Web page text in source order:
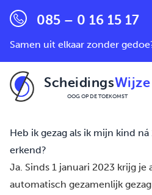
085 – 0 16 15 17
Samen uit elkaar zonder
ScheidingsWijze
OOG OP DE TOEKOMST
Heb ik gezag als ik mijn kind
erkend?
Ja. Sinds 1 januari 2023 krijg je
automatisch gezamenlijk